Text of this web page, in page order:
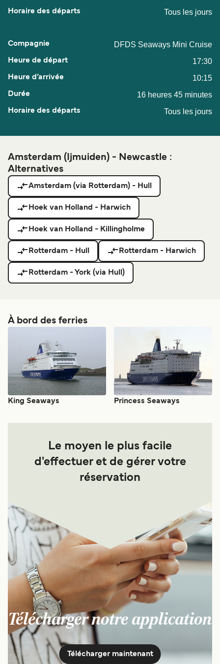
Tous les jours
DFDS Seaways Mini Cruise
17:30
10:15
16 heures 45 minutes
Tous les jours
Amsterdam (Ijmuiden) - Newcastle :
Alternatives
Amsterdam (via Rotterdam) - Hull
Hoek van Holland - Harwich
Hoek van Holland - Killingholme
Rotterdam - Hull Rotterdam - Harwich
Rotterdam - York (via Hull)
À bord des ferries
King Seaways Princess Seaways
Le moyen le plus facile
d'effectuer et de gérer votre
réservation
Télécharger notre application
Télécharger maintenant